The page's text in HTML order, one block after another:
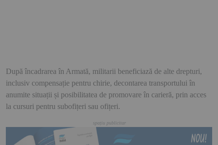
După încadrarea în Armată, militarii beneficiază de alte drepturi,
inclusiv compensație pentru chirie, decontarea transportului în
anumite situații și posibilitatea de promovare în carieră, prin acces
la cursuri pentru subofițeri sau ofițeri.